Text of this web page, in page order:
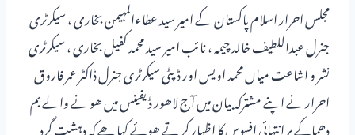
مجلس احرار اسلام پاکستان کے امیر سید عطاءالمہیمن بخاری ، سیکرٹری
جنرل عبداللطیف خالد چیمہ ، نائب امیر سید محمد کفیل بخاری ، سیکرٹری
نشر و اشاعت میاں محمد اویس اور ڈپٹی سیکرٹری جنرل ڈاکٹر عمر فاروق
احرار نے اپنے مشترکہ بیان میں آج لاھور ڈیفینس میں ھو نے والے بم
دھماکے پر انتہائی افسوس کا اظہار کر تے ھوئے کہا ھے کہ دہشت گرد